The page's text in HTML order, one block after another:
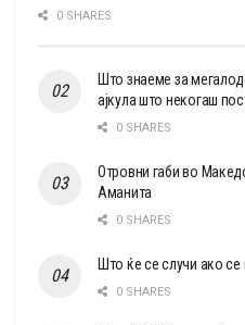
0 SHARES
Што знаеме за
ајкула што некогаш
0 SHARES
Отровни габи во
Аманита
0 SHARES
Што ќе се случи ако се
0 SHARES